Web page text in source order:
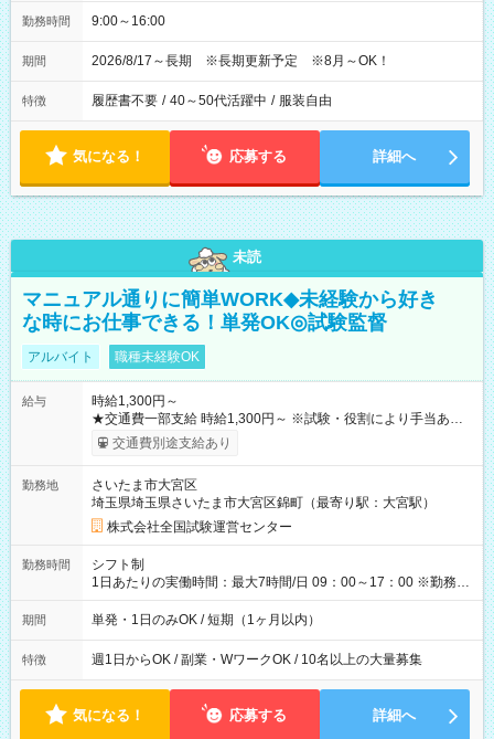
勤務時間 9:00～16:00
期間 2026/8/17～長期 ※長期更新予定 ※8月～OK！
特徴 履歴書不要 / 40～50代活躍中 / 服装自由
気になる！ 応募する 詳細へ
未読
マニュアル通りに簡単WORK◆未経験から好き
な時にお仕事できる！単発OK◎試験監督
アルバイト 職種未経験OK
給与
時給1,300円～
★交通費一部支給 時給1,300円～ ※試験・役割により手当あり
※勤務回数により昇給あり 【即給（前払い）オプションあ
り！】 希望される場合、勤務から1週間ほどで給与の一部を受け
例】 ・河合塾模擬試験 8:30～17:30（休憩1時間） 時給1,300円
×8時間＝日収10,400円＋交通費 ※当日の役割により時給＋100
円の場合あり ・国家試験 7:00～13:30（休憩なし） 時給1,300
円（役割手当＋100円）×6時間＝日収8,400円＋交通費 【試用期
間】試用期間なし
交通費別途支給あり
勤務地
さいたま市大宮区
埼玉県埼玉県さいたま市大宮区錦町（最寄り駅：大宮駅）
株式会社全国試験運営センター
勤務時間
シフト制
1日あたりの実働時間：最大7時間/日 09：00～17：00 ※勤務時
間は 試験により異なります。
期間 単発・1日のみOK / 短期（1ヶ月以内）
特徴 週1日からOK / 副業・WワークOK / 10名以上の大量募集
気になる！ 応募する 詳細へ